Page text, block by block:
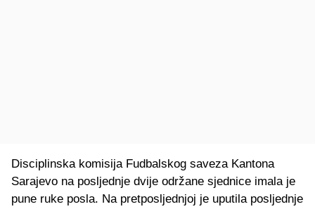
Disciplinska komisija Fudbalskog saveza Kantona
Sarajevo na posljednje dvije održane sjednice imala je
pune ruke posla. Na pretposljednjoj je uputila posljednje